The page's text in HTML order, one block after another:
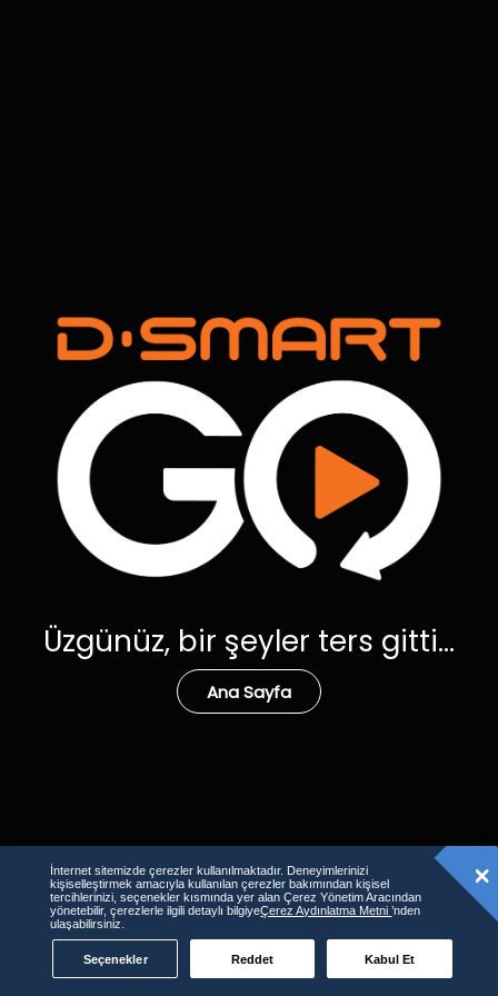
Üzgünüz, bir şeyler ters gitti...
Ana Sayfa
İnternet sitemizde çerezler kullanılmaktadır. Deneyimlerinizi
kişiselleştirmek amacıyla kullanılan çerezler bakımından kişisel
tercihlerinizi, seçenekler kısmında yer alan Çerez Yönetim Aracından
yönetebilir, çerezlerle ilgili detaylı bilgiyeÇerez Aydınlatma Metni’nden
ulaşabilirsiniz.
Seçenekler Reddet Kabul Et